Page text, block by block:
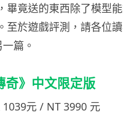
畢竟送的東西除了模型
至於遊戲評測，請各位
篇。
奇》中文限定版
1039元 / NT 3990 元